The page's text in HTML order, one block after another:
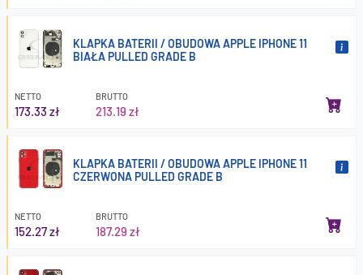
KLAPKA BATERII / OBUDOWA APPLE IPHONE 11
BIAŁA PULLED GRADE B
NETTO
173.33 zł
BRUTTO
213.19 zł
KLAPKA BATERII / OBUDOWA APPLE IPHONE 11
CZERWONA PULLED GRADE B
NETTO
152.27 zł
BRUTTO
187.29 zł